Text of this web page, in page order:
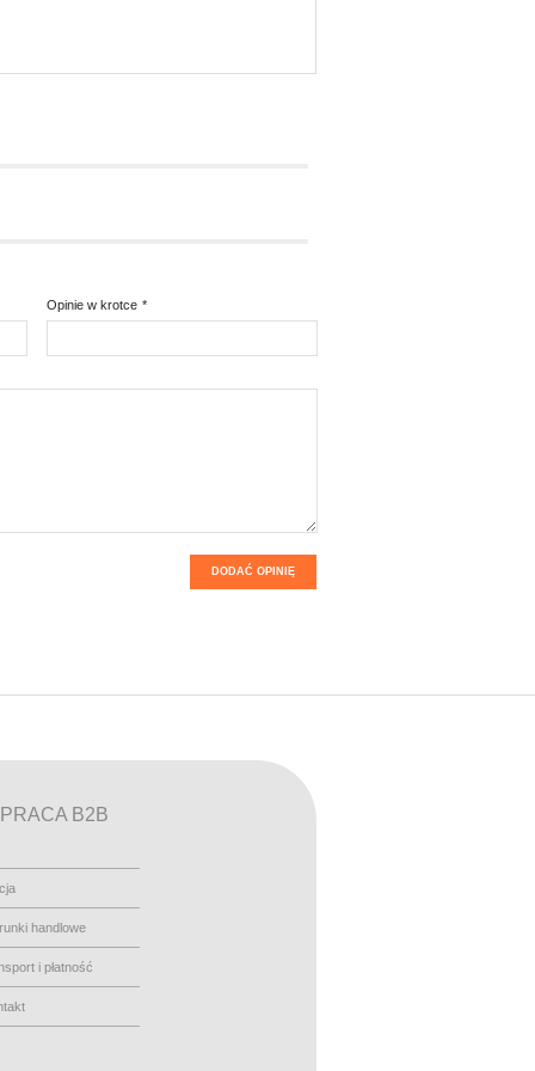
*
Opinie w krotce
DODAĆ OPINIĘ
B2B
handlowe
i płatność